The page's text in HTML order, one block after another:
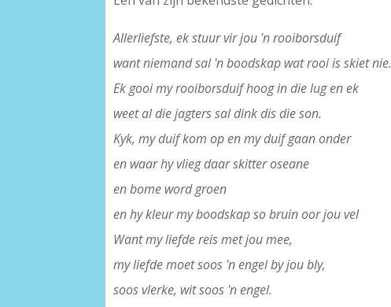
Allerliefste, ek stuur vir jou 'n rooiborsduif
want niemand sal 'n boodskap wat rooi is skiet nie.
Ek gooi my rooiborsduif hoog in die lug en ek
weet al die jagters sal dink dis die son.
Kyk, my duif kom op en my duif gaan onder
en waar hy vlieg daar skitter oseane
en bome word groen
en hy kleur my boodskap so bruin oor jou vel
Want my liefde reis met jou mee,
my liefde moet soos 'n engel by jou bly,
soos vlerke, wit soos 'n engel.